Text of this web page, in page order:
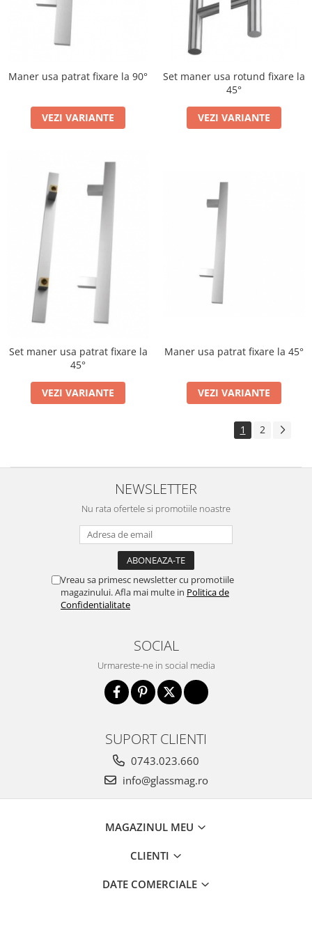
Maner usa patrat fixare la 90°
VEZI VARIANTE
Set maner usa rotund fixare la
45°
VEZI VARIANTE
Set maner usa patrat fixare la
45°
VEZI VARIANTE
Maner usa patrat fixare la 45°
VEZI VARIANTE
1 2
NEWSLETTER
Nu rata ofertele si promotiile noastre
Vreau sa primesc newsletter cu promotiile
magazinului. Afla mai multe in Politica de
Confidentialitate
SOCIAL
Urmareste-ne in social media
SUPORT CLIENTI
0743.023.660
info@glassmag.ro
MAGAZINUL MEU
CLIENTI
DATE COMERCIALE